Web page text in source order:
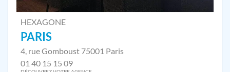
HEXAGONE
PARIS
4, rue Gomboust 75001 Paris
01 40 15 15 09